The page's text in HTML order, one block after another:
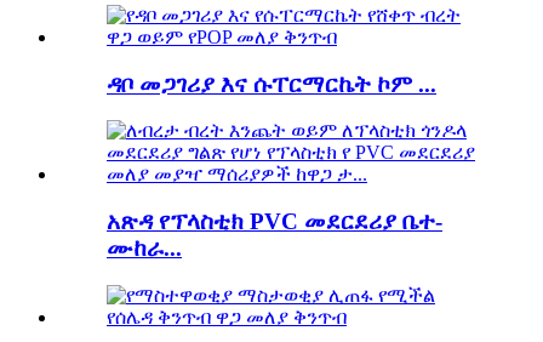
ዳቦ መጋገሪያ እና ሱፐርማርኬት ኮም ...
አጽዳ የፕላስቲክ PVC መደርደሪያ ቤተ-
ሙከራ...